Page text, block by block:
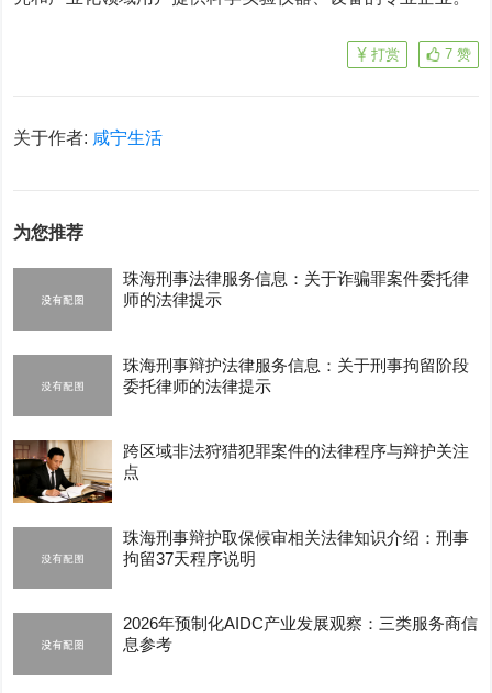
7 赞
打赏
关于作者: 咸宁生活
为您推荐
珠海刑事法律服务信息：关于诈骗罪案件委托律
师的法律提示
珠海刑事辩护法律服务信息：关于刑事拘留阶段
委托律师的法律提示
跨区域非法狩猎犯罪案件的法律程序与辩护关注
点
珠海刑事辩护取保候审相关法律知识介绍：刑事
拘留37天程序说明
2026年预制化AIDC产业发展观察：三类服务商信
息参考